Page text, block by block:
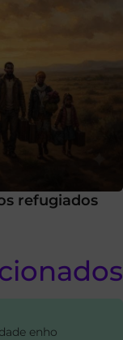
refugiados
enho